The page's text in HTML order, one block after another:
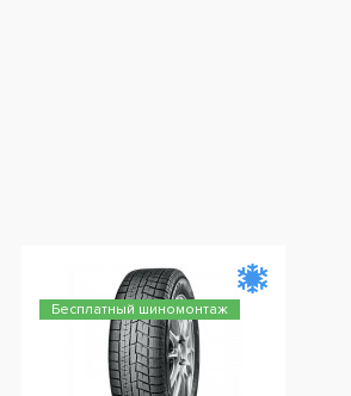
Бесплатный шиномонтаж